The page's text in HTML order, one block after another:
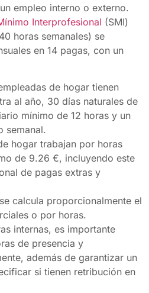
empleo interno o externo.
Interprofesional (SMI)
horas semanales) se
en 14 pagas, con un
de hogar tienen
al año, 30 días naturales de
mínimo de 12 horas y un
semanal.
hogar trabajan por horas
de 9.26 €, incluyendo este
de pagas extras y
calcula proporcionalmente el
o por horas.
internas, es importante
de presencia y
además de garantizar un
si tienen retribución en